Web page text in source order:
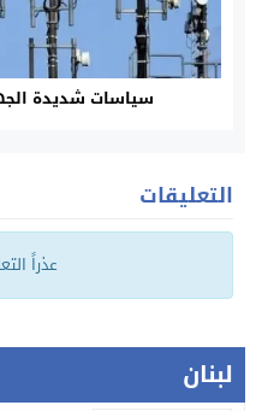
سياسات شديدة
التعليقات
عذراً
لبنان